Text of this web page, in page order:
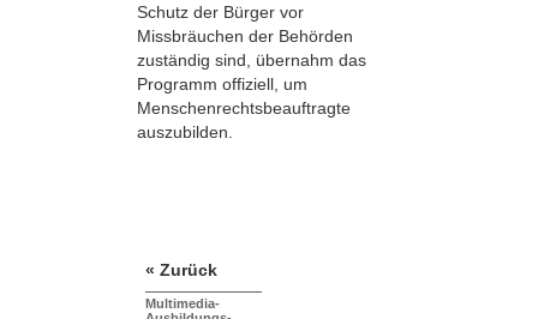
Schutz der Bürger vor
Missbräuchen der Behörden
zuständig sind, übernahm das
Programm offiziell, um
Menschenrechtsbeauftragte
auszubilden.
« Zurück
Multimedia-